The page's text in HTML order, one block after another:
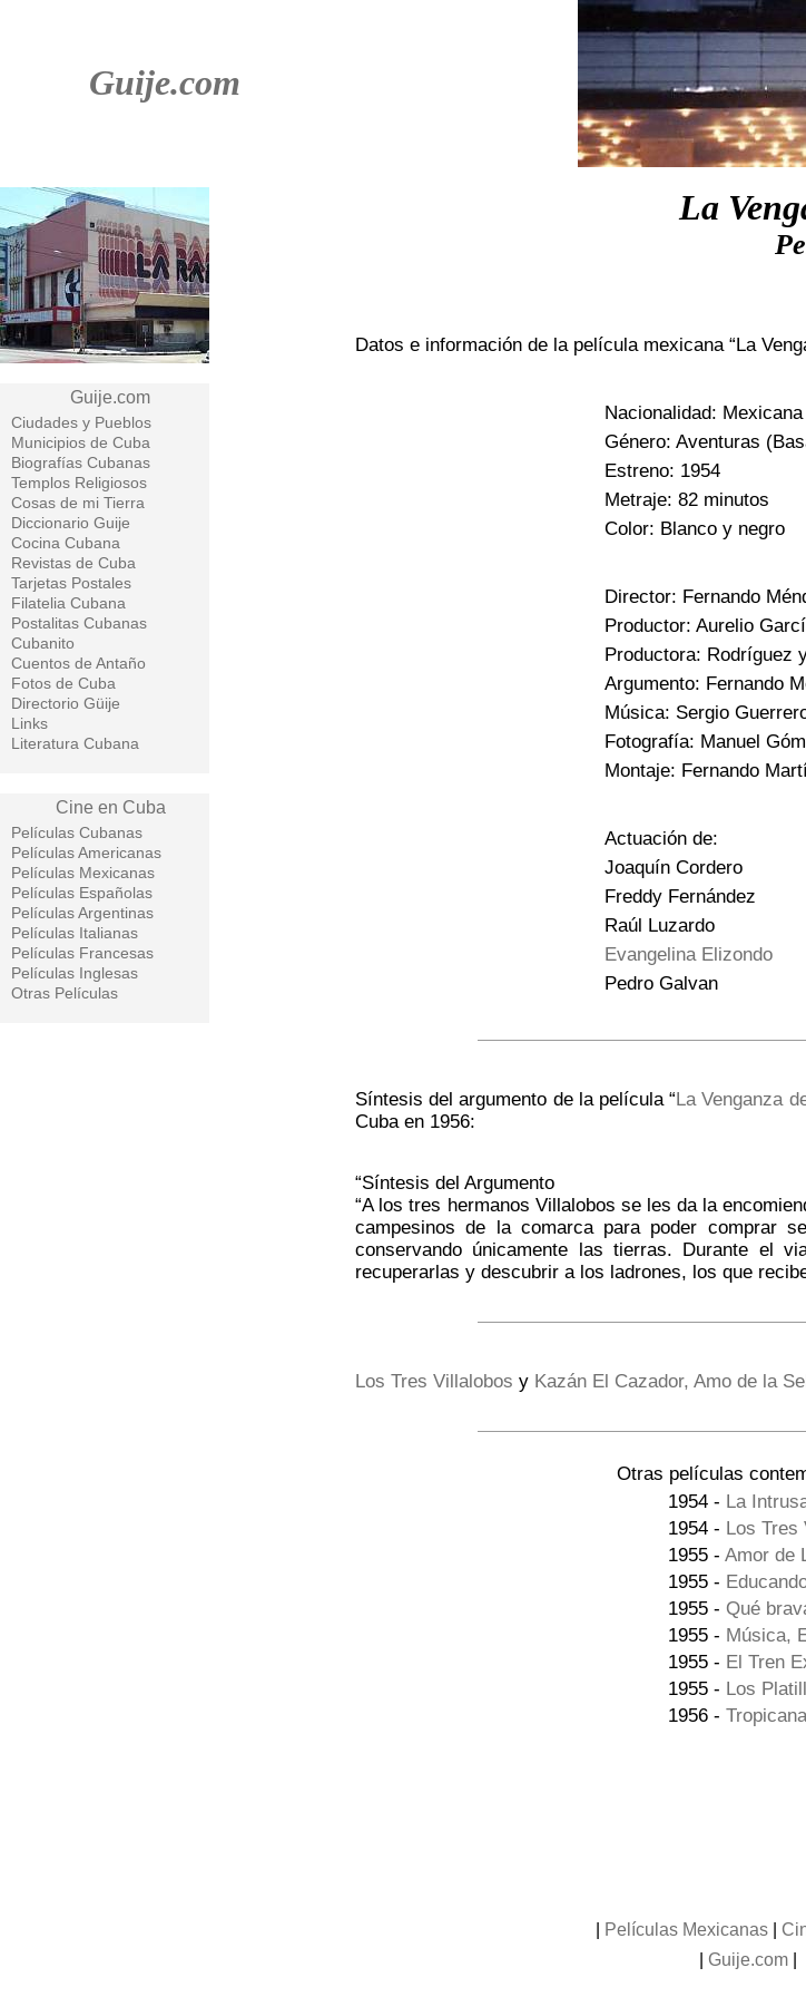
Guije.com
Guije.com
Ciudades y Pueblos
Municipios de Cuba
Biografías Cubanas
Templos Religiosos
Cosas de mi Tierra
Diccionario Guije
Cocina Cubana
Revistas de Cuba
Tarjetas Postales
Filatelia Cubana
Postalitas Cubanas
Cubanito
Cuentos de Antaño
Fotos de Cuba
Directorio Güije
Links
Literatura Cubana
Cine en Cuba
Películas Cubanas
Películas Americanas
Películas Mexicanas
Películas Españolas
Películas Argentinas
Películas Italianas
Películas Francesas
Películas Inglesas
Otras Películas
La
Datos e información de la película mexicana “La
Nacionalidad: Mexicana
Género: Aventuras
Estreno: 1954
Metraje: 82 minutos
Color: Blanco y negro
Director: Fernando
Productor: Aurelio
Productora: Rodríguez
Argumento: Fernando
Música: Sergio
Fotografía: Manuel
Montaje: Fernando
Actuación de:
Joaquín Cordero
Freddy Fernández
Raúl Luzardo
Evangelina Elizondo
Pedro Galvan
Síntesis del argumento de la película “La Venganza
Cuba en 1956:
“Síntesis del Argumento
“A los tres hermanos Villalobos se les da la
campesinos de la comarca para poder comprar
conservando únicamente las tierras. Durante el
recuperarlas y descubrir a los ladrones, los que
Los Tres Villalobos y Kazán El Cazador, Amo de la
Otras películas
1954 - La
1954 - Los Tres
1955 - Amor de
1955 -
1955 - Qué
1955 - Música,
1955 - El Tren
1955 - Los
1956 - Tropicana
Películas Mexicanas
Guije.com